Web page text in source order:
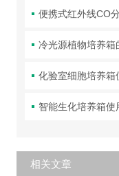
便携式红外线CO
冷光源植物培养
化验室细胞培养箱
智能生化培养箱使
相关文章